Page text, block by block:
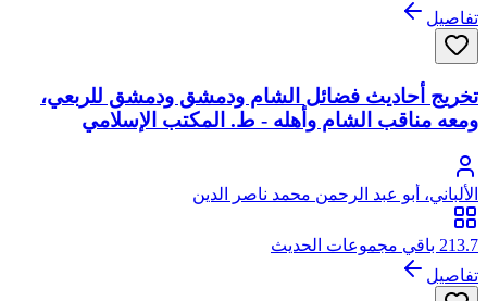
تفاصيل
تخريج أحاديث فضائل الشام ودمشق ودمشق للربعي،
ومعه مناقب الشام وأهله - ط. المكتب الإسلامي
الألباني، أبو عبد الرحمن محمد ناصر الدين
213.7 باقي مجموعات الحديث
تفاصيل